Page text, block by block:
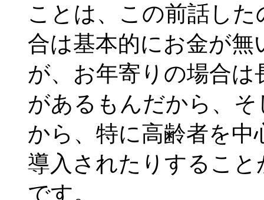
ことは、この前話し
合は基本的にお金が
が、お年寄りの場合
があるもんだから、
から、特に高齢者を
導入されたりするこ
です。